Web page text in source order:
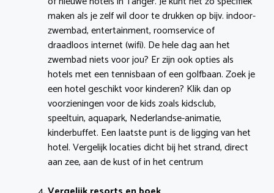
maken als je zelf wil door te drukken op bijv. indoor-
zwembad, entertainment, roomservice of
draadloos internet (wifi). De hele dag aan het
zwembad niets voor jou? Er zijn ook opties als
hotels met een tennisbaan of een golfbaan. Zoek je
een hotel geschikt voor kinderen? Klik dan op
voorzieningen voor de kids zoals kidsclub,
speeltuin, aquapark, Nederlandse-animatie,
kinderbuffet. Een laatste punt is de ligging van het
hotel. Vergelijk locaties dicht bij het strand, direct
aan zee, aan de kust of in het centrum